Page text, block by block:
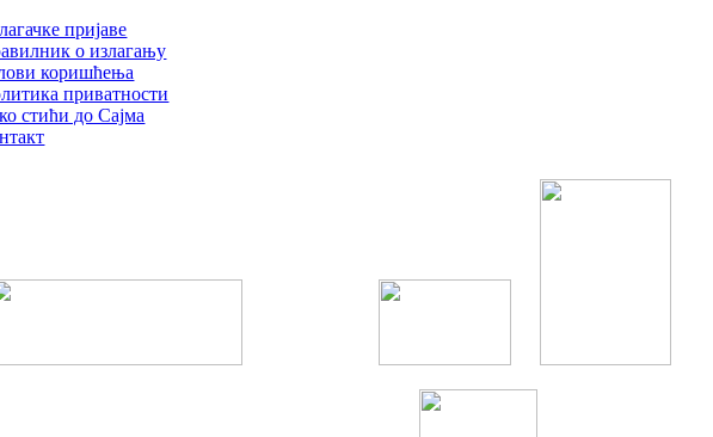
пријаве
о излагању
коришћења
приватности
стићи до Сајма